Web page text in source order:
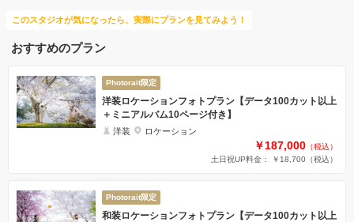
このスタジオが気になったら、実際にプランを見てみよう！
おすすめのプラン
Photorait限定
洋装ロケーションフォトプラン【データ100カット以上
＋ミニアルバム10ページ付き】
洋装 ロケーション
￥187,000 （税込）
土日祝UP料金： ￥18,700 （税込）
Photorait限定
和装ロケーションフォトプラン【データ100カット以上